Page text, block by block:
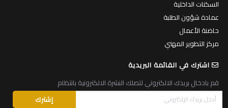
السكنات الداخلية
عمادة شؤون الطلبة
حاضنة الأعمال
مركز التطوير المهني
اشترك في القائمة البريدية
قم بادخال بريدك الالكتروني لتصلك النشرة الالكترونية بانتظام